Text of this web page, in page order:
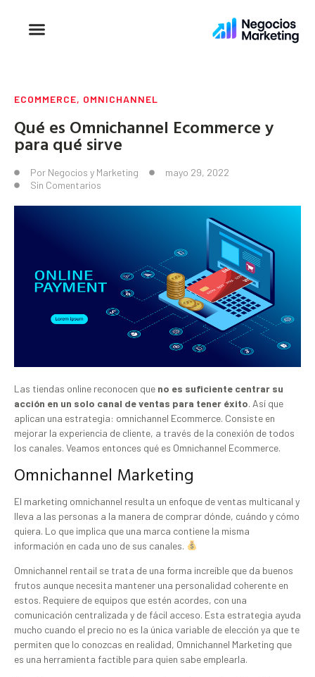
ECOMMERCE, OMNICHANNEL
Qué es Omnichannel Ecommerce y
para qué sirve
Por Negocios y Marketing
mayo 29, 2022
Sin Comentarios
Las tiendas online reconocen que no es suficiente centrar su
acción en un solo canal de ventas para tener éxito. Así que
aplican una estrategia: omnichannel Ecommerce. Consiste en
mejorar la experiencia de cliente, a través de la conexión de todos
los canales. Veamos entonces qué es Omnichannel Ecommerce.
Omnichannel Marketing
El marketing omnichannel resulta un enfoque de ventas multicanal y
lleva a las personas a la manera de comprar dónde, cuándo y cómo
quiera. Lo que implica que una marca contiene la misma
información en cada uno de sus canales.
Omnichannel rentail se trata de una forma increíble que da buenos
frutos aunque necesita mantener una personalidad coherente en
estos. Requiere de equipos que estén acordes, con una
comunicación centralizada y de fácil acceso. Esta estrategia ayuda
mucho cuando el precio no es la única variable de elección ya que te
permiten que lo conozcas en realidad, Omnichannel Marketing que
es una herramienta factible para quien sabe emplearla.